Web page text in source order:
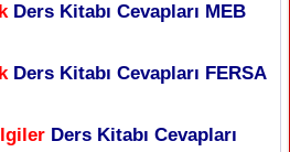
Ders Kitabı Cevapları MEB
Ders Kitabı Cevapları FERSA
Ders Kitabı Cevapları